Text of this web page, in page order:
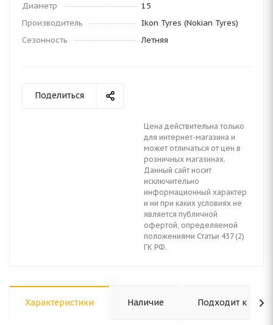
Диаметр
15
Производитель
Ikon Tyres (Nokian Tyres)
Сезонность
Летняя
Поделиться
Цена действительна только
для интернет-магазина и
может отличаться от цен в
розничных магазинах.
Данный сайт носит
исключительно
информационный характер
и ни при каких условиях не
является публичной
офертой, определяемой
положениями Статьи 437 (2)
ГК РФ.
Характеристики Наличие Подходит к авто